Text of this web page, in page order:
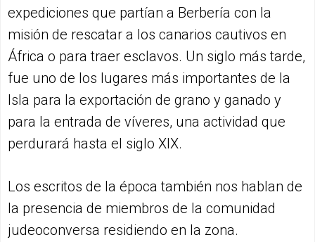
expediciones que partían a Berbería con la
misión de rescatar a los canarios cautivos en
África o para traer esclavos. Un siglo más tarde,
fue uno de los lugares más importantes de la
Isla para la exportación de grano y ganado y
para la entrada de víveres, una actividad que
perdurará hasta el siglo XIX.
Los escritos de la época también nos hablan de
la presencia de miembros de la comunidad
judeoconversa residiendo en la zona.